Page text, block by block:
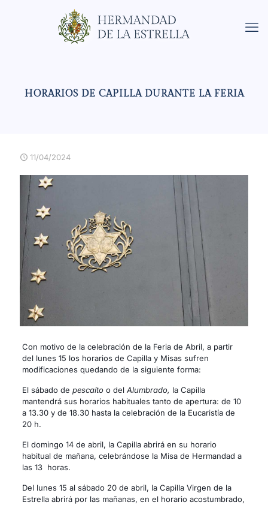
HORARIOS DE CAPILLA DURANTE LA FERIA
11/04/2024
Con motivo de la celebración de la Feria de Abril, a partir
del lunes 15 los horarios de Capilla y Misas sufren
modificaciones quedando de la siguiente forma:
El sábado de pescaítoo del Alumbrado, la Capilla
mantendrá sus horarios habituales tanto de apertura: de 10
a 13.30 y de 18.30 hasta la celebración de la Eucaristía de
20 h.
El domingo 14 de abril, la Capilla abrirá en su horario
habitual de mañana, celebrándose la Misa de Hermandad a
las 13 horas.
Del lunes 15 al sábado 20 de abril, la Capilla Virgen de la
Estrella abrirá por las mañanas, en el horario acostumbrado,